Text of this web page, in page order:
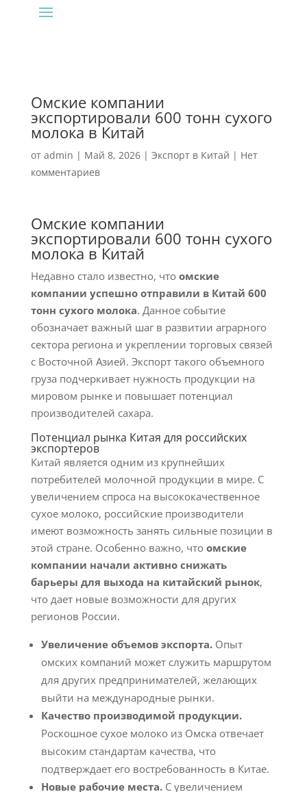
Омские компании
экспортировали 600 тонн сухого
молока в Китай
от admin | Май 8, 2026| Экспорт в Китай | Нет
комментариев
Омские компании
экспортировали 600 тонн сухого
молока в Китай
Недавно стало известно, что омские
компании успешно отправили в Китай 600
тонн сухого молока. Данное событие
обозначает важный шаг в развитии аграрного
сектора региона и укреплении торговых связей
с Восточной Азией. Экспорт такого объемного
груза подчеркивает нужность продукции на
мировом рынке и повышает потенциал
производителей сахара.
Потенциал рынка Китая для российских
экспортеров
Китай является одним из крупнейших
потребителей молочной продукции в мире. С
увеличением спроса на высококачественное
сухое молоко, российские производители
имеют возможность занять сильные позиции в
этой стране. Особенно важно, что омские
компании начали активно снижать
барьеры для выхода на китайский рынок,
что дает новые возможности для других
регионов России.
Увеличение объемов экспорта.Опыт
омских компаний может служить маршрутом
для других предпринимателей, желающих
выйти на международные рынки.
Качество производимой продукции.
Роскошное сухое молоко из Омска отвечает
высоким стандартам качества, что
подтверждает его востребованность в Китае.
Новые рабочие места.С увеличением